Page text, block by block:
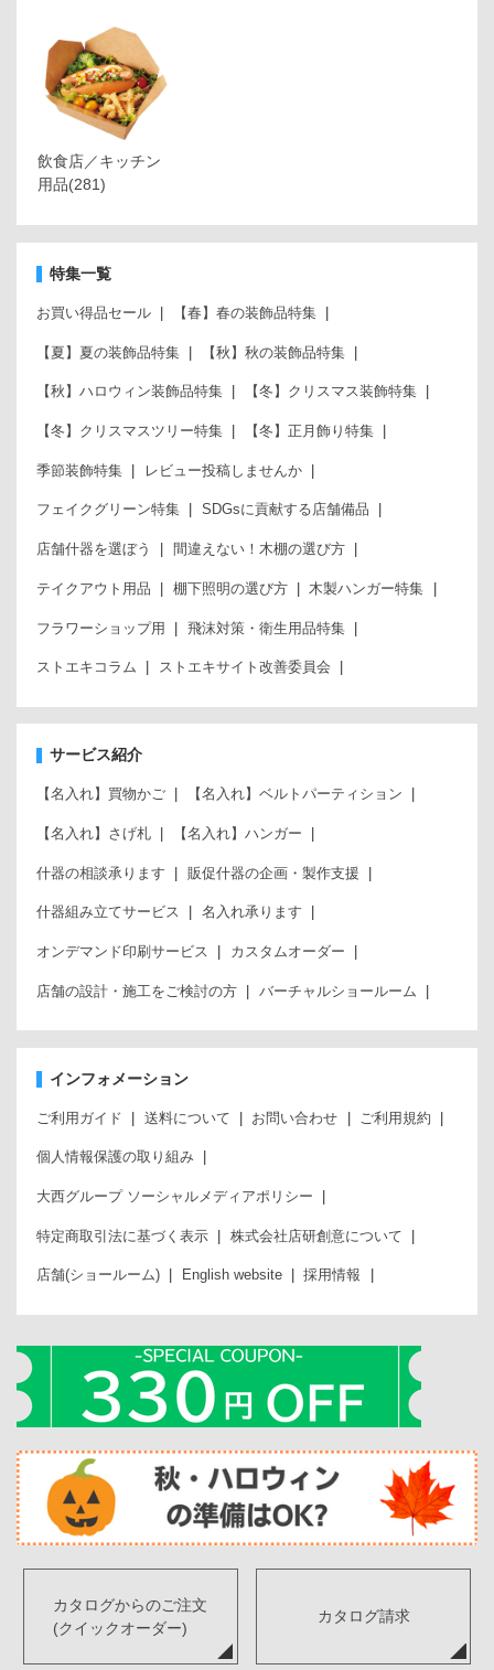
飲食店／キッチン
用品(281)
特集一覧
お買い得品セール 【春】春の装飾品特集
【夏】夏の装飾品特集 【秋】秋の装飾品特集
【秋】ハロウィン装飾品特集 【冬】クリスマス装飾特集
【冬】クリスマスツリー特集 【冬】正月飾り特集
季節装飾特集 レビュー投稿しませんか
フェイクグリーン特集 SDGsに貢献する店舗備品
店舗什器を選ぼう 間違えない！木棚の選び方
テイクアウト用品 棚下照明の選び方 木製ハンガー特集
フラワーショップ用 飛沫対策・衛生用品特集
ストエキコラム ストエキサイト改善委員会
サービス紹介
【名入れ】買物かご 【名入れ】ベルトパーティション
【名入れ】さげ札 【名入れ】ハンガー
什器の相談承ります 販促什器の企画・製作支援
什器組み立てサービス 名入れ承ります
オンデマンド印刷サービス カスタムオーダー
店舗の設計・施工をご検討の方 バーチャルショールーム
インフォメーション
ご利用ガイド 送料について お問い合わせ ご利用規約
個人情報保護の取り組み
大西グループ ソーシャルメディアポリシー
特定商取引法に基づく表示 株式会社店研創意について
店舗(ショールーム) English website 採用情報
カタログからのご注文
(クイックオーダー)
カタログ請求